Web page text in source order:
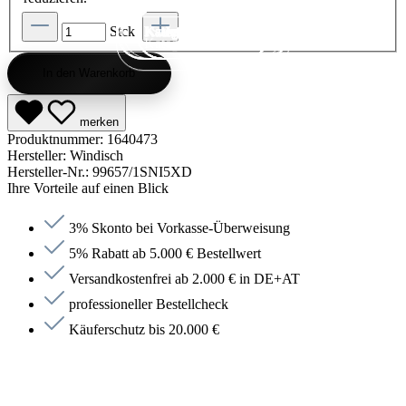
Stck.
In den Warenkorb
merken
Produktnummer: 1640473
Hersteller: Windisch
Hersteller-Nr.: 99657/1SNI5XD
Ihre Vorteile auf einen Blick
3% Skonto bei Vorkasse-Überweisung
5% Rabatt ab 5.000 € Bestellwert
Versandkostenfrei ab 2.000 € in DE+AT
professioneller Bestellcheck
Käuferschutz bis 20.000 €
Jetzt shoppen
Jetzt shoppen
Jetzt anfragen
Jetzt anfragen
Jetzt shoppen
Jetzt anfragen
Jetzt shoppen
Jetzt shoppen
Jetzt shoppen
Jetzt shoppen
Jetzt shoppen
Jetzt anfragen
Jetzt anfragen
Jetzt shoppen
Jetzt anfragen
Jetzt anfragen
Jetzt shoppen
Jetzt shoppen
Jetzt shoppen
Kategorie endecken
Kategorie entdecken
Kategorie entdecken
Kategorie entdecken
Kategorie entdecken
Kategorie entdecken
Kategorie entdecken
Kategorie entdecken
Kategorie entdecken
Kategorie entdecken
Kategorie entdecken
Kategorie entdecken
Saunen entdecken